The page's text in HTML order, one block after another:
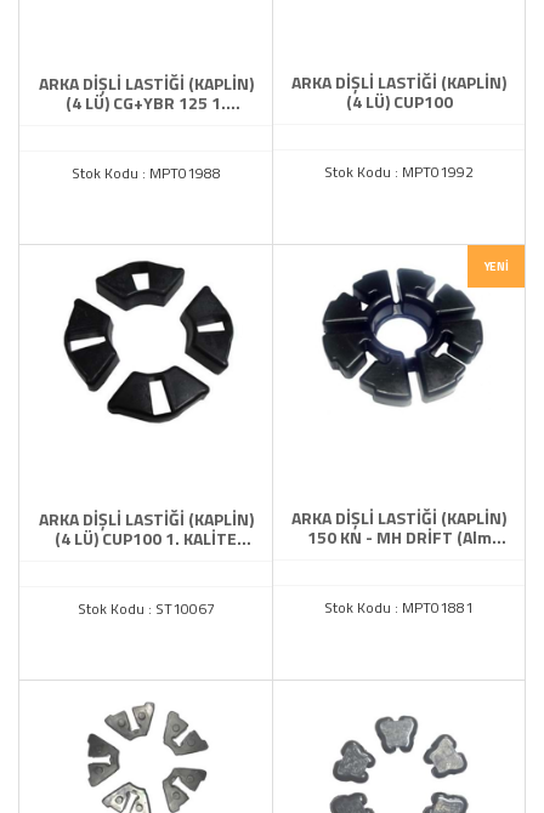
ARKA DİŞLİ LASTİĞİ (KAPLİN)
(4 LÜ) CG+YBR 125 1.
Stok Kodu : MPT01988
ARKA DİŞLİ LASTİĞİ (KAPLİN)
(4 LÜ) CUP100
Stok Kodu : MPT01992
ARKA DİŞLİ LASTİĞİ (KAPLİN)
(4 LÜ) CUP100 1. KALİTE
Stok Kodu : ST10067
YENI
ARKA DİŞLİ LASTİĞİ (KAPLİN)
150 KN - MH DRİFT (Alm
Stok Kodu : MPT01881